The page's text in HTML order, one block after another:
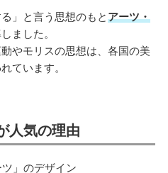
」と言う思想のもとアーツ・
ました。
やモリスの思想は、各国の美
ています。
人気の理由